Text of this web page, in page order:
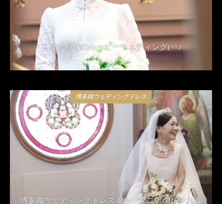
コロナ禍でのハッピーウェディング(^^♪
2021年4月24日
博多織ウェディングドレス
博多織ウェディングドレス＆ルーマニアのレース＆